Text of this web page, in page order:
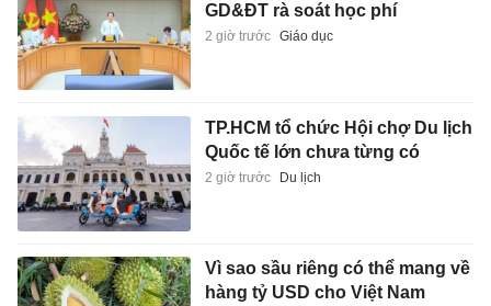
GD&ĐT rà soát học phí
2 giờ trước Giáo dục
TP.HCM tổ chức Hội chợ Du lịch
Quốc tế lớn chưa từng có
2 giờ trước Du lịch
Vì sao sầu riêng có thể mang về
hàng tỷ USD cho Việt Nam